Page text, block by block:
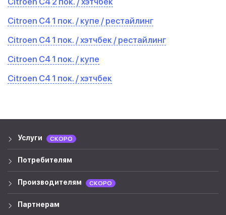
Citroen C4 1 пок. / купе / рестайлинг
Citroen C4 1 пок. / хэтчбек / рестайлинг
Citroen C4 1 пок. / купе
Citroen C4 1 пок. / хэтчбек
Услуги СКОРО
Потребителям
Производителям СКОРО
Партнерам